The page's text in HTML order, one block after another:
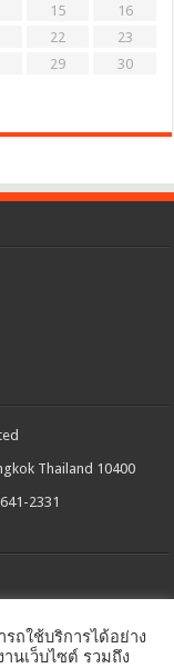
15
16
22
23
29
30
Thailand 10400
2331
ถใช้บริการได้อย่าง
นเว็บไซต์ รวมถึง